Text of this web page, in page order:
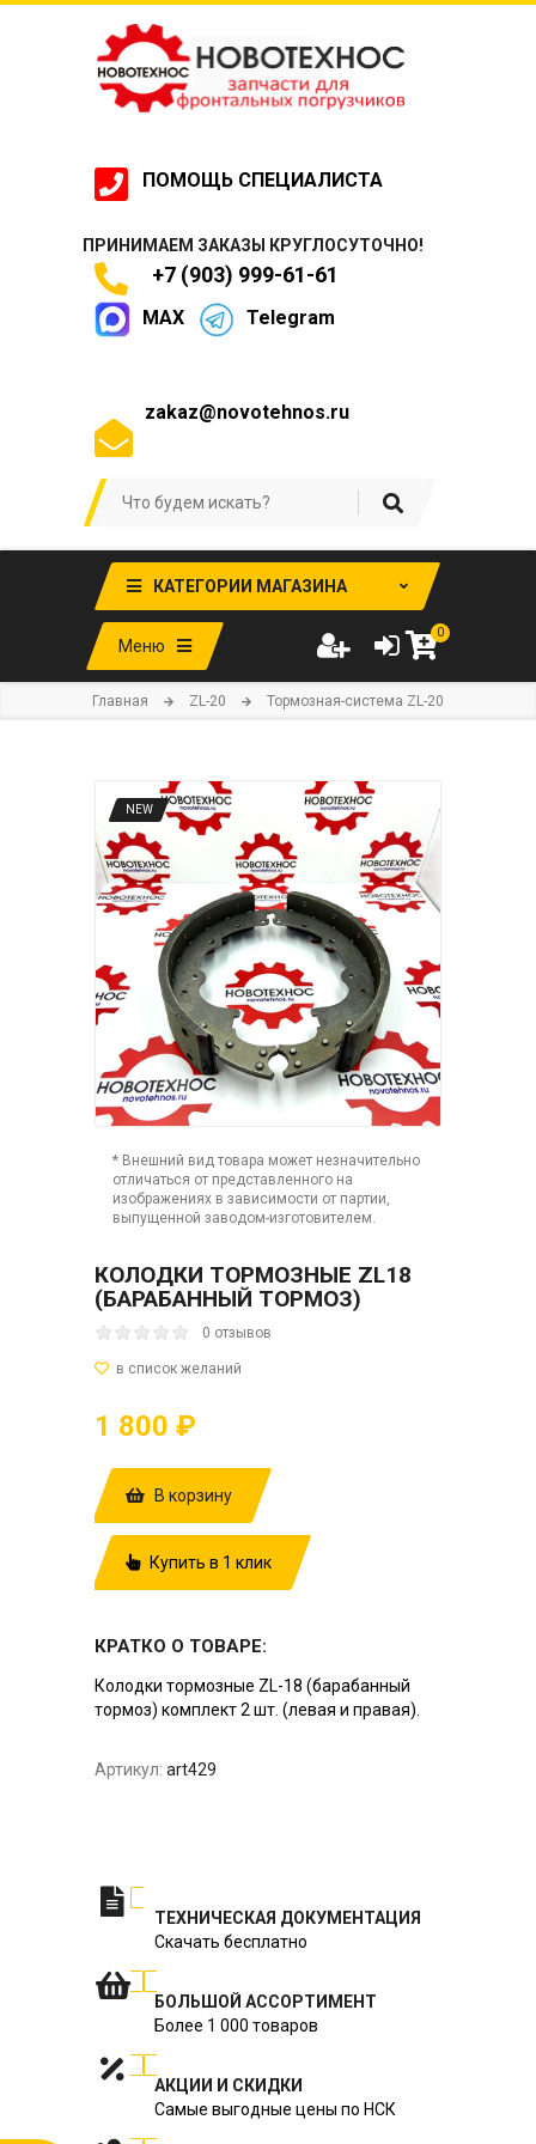
ПОМОЩЬ СПЕЦИАЛИСТА
ПРИНИМАЕМ ЗАКАЗЫ КРУГЛОСУТОЧНО!
+7 (903) 999-61-61
MAX Telegram
zakaz@novotehnos.ru
КАТЕГОРИИ МАГАЗИНА
Меню
0
Главная ZL-20 Тормозная-система ZL-20
NEW
* Внешний вид товара может незначительно
отличаться от представленного на
изображениях в зависимости от партии,
выпущенной заводом-изготовителем.
КОЛОДКИ ТОРМОЗНЫЕ ZL18
(БАРАБАННЫЙ ТОРМОЗ)
0 отзывов
1 800 ₽
В корзину
Купить в 1 клик
КРАТКО О ТОВАРЕ:
Колодки тормозные ZL-18 (барабанный
тормоз) комплект 2 шт. (левая и правая).
Артикул: art429
ТЕХНИЧЕСКАЯ ДОКУМЕНТАЦИЯ
Скачать бесплатно
БОЛЬШОЙ АССОРТИМЕНТ
Более 1 000 товаров
АКЦИИ И СКИДКИ
Самые выгодные цены по НСК